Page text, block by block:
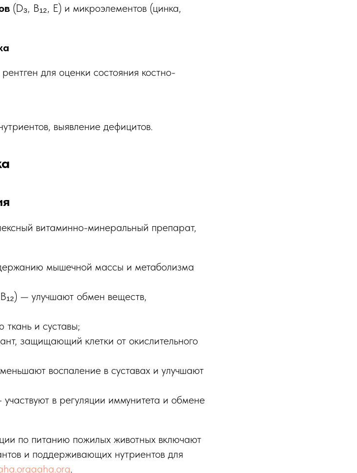
(D₃, B₁₂, E) и микроэлементов (цинка,
для оценки состояния костно-
выявление дефицитов.
витаминно-минеральный препарат,
мышечной массы и метаболизма
— улучшают обмен веществ,
ткань и суставы;
защищающий клетки от окислительного
воспаление в суставах и улучшают
в регуляции иммунитета и обмене
по питанию пожилых животных включают
и поддерживающих нутриентов для
aaha.org.